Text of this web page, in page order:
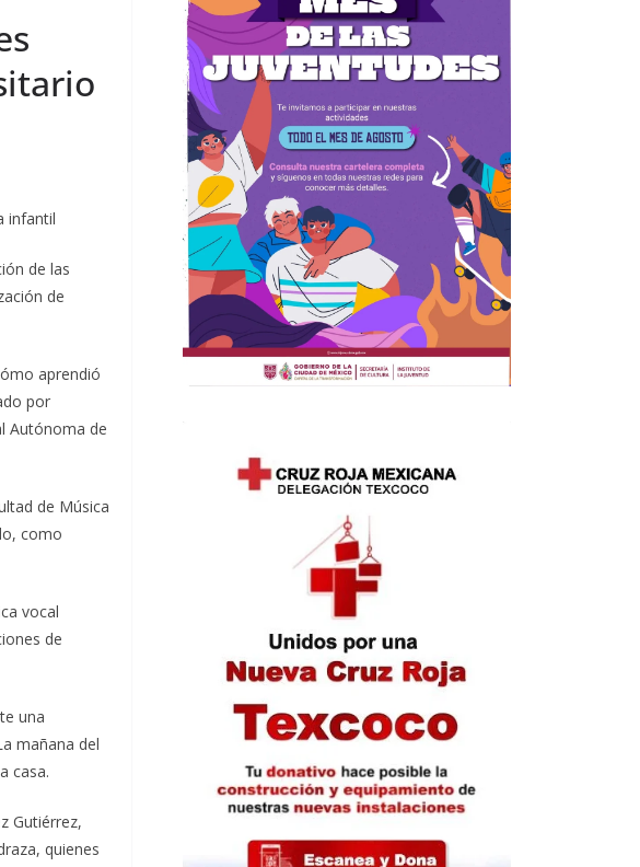
infantil
de las
de
aprendió
por
Autónoma de
de Música
como
vocal
de
una
mañana del
casa.
Gutiérrez,
quienes